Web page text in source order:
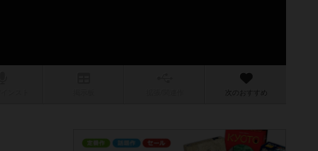
次のおすすめ